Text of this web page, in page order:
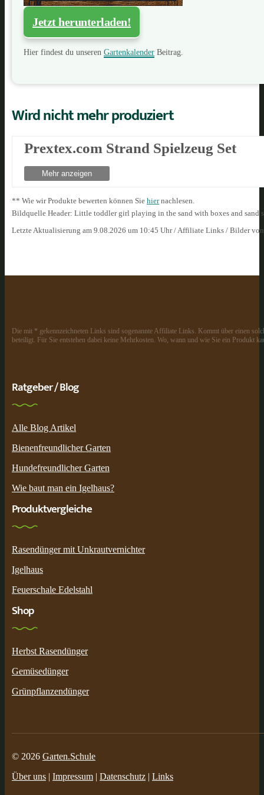
Jetzt herunterladen!
Hier findest du unseren Gartenkalender Beitrag.
Wird nicht mehr produziert
Prextex.com Strand Spielzeug Set
Mehr anzeigen
** Wie wir Produkte bewerten können Sie hiernachlesen.
Bildquelle Header: Little toddler girl playing in the sand with boxes and sand
Letzte Aktualisierung am 9.08.2026 um 10:45 Uhr / Affiliate Links / Bilder
Die mit * gekennzeichneten Links sind sogenannte Affiliate Links. Kommt über einen
beteiligt. Für Sie entstehen dabei keine Mehrkosten. Wo, wann und wie Sie ein Produkt
Ratgeber / Blog
Alle Blog Artikel
Bienenfreundlicher Garten
Hundefreundlicher Garten
Wie baut man ein Igelhaus?
Produktvergleiche
Rasendünger mit Unkrautvernichter
Igelhaus
Feuerschale Edelstahl
Shop
Herbst Rasendünger
Gemüsedünger
Grünpflanzendünger
© 2026 Garten.Schule
Über uns | Impressum | Datenschutz | Links